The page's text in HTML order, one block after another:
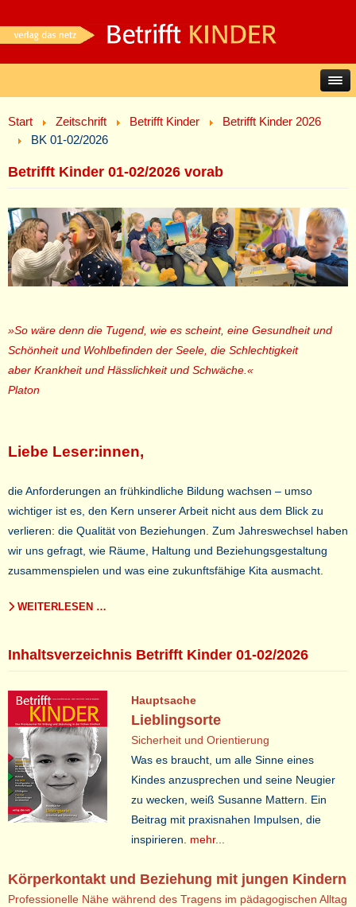
Start Zeitschrift Betrifft Kinder
Betrifft Kinder 2026
BK 01-02/2026
Betrifft Kinder 01-02/2026 vorab
»So wäre denn die Tugend, wie es scheint, eine Gesundheit und
Schönheit und Wohlbefinden der Seele, die Schlechtigkeit
aber Krankheit und Hässlichkeit und Schwäche.«
Platon
Liebe Leser:innen,
die Anforderungen an frühkindliche Bildung wachsen – umso
wichtiger ist es, den Kern unserer Arbeit nicht aus dem Blick zu
verlieren: die Qualität von Beziehungen. Zum Jahreswechsel haben
wir uns gefragt, wie Räume, Haltung und Beziehungsgestaltung
zusammenspielen und was eine zukunftsfähige Kita ausmacht.
WEITERLESEN …
Inhaltsverzeichnis Betrifft Kinder 01-02/2026
Hauptsache
Lieblingsorte
Sicherheit und Orientierung
Was es braucht, um alle Sinne eines
Kindes anzusprechen und seine Neugier
zu wecken, weiß Susanne Mattern. Ein
Beitrag mit praxisnahen Impulsen, die
inspirieren. mehr...
Körperkontakt und Beziehung mit jungen Kindern
Professionelle Nähe während des Tragens im pädagogischen Alltag